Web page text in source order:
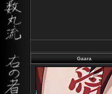
Gaara